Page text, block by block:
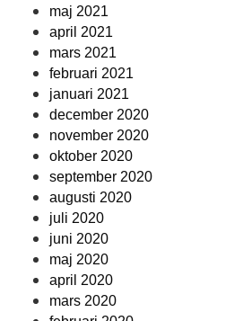
maj 2021
april 2021
mars 2021
februari 2021
januari 2021
december 2020
november 2020
oktober 2020
september 2020
augusti 2020
juli 2020
juni 2020
maj 2020
april 2020
mars 2020